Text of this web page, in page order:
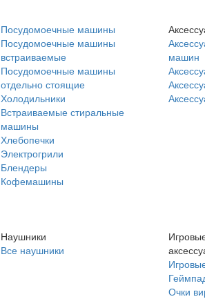
Посудомоечные машины
Посудомоечные машины
встраиваемые
Посудомоечные машины
отдельно стоящие
Холодильники
Встраиваемые стиральные
машины
Хлебопечки
Электрогрили
Блендеры
Кофемашины
машин
Наушники
Все наушники
Очки